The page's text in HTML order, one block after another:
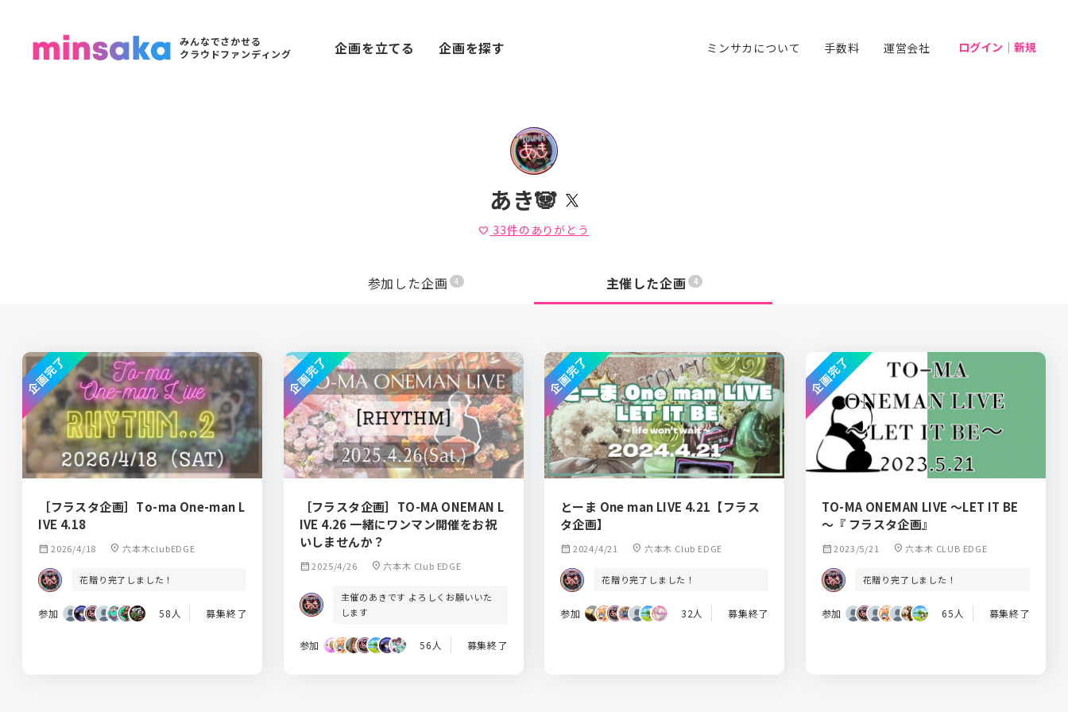
みんなでさかせる
クラウドファンディング
企画を立てる 企画を探す ミンサカについて 手数料 運営会社 ログイン｜新規
あき🐼
favorite 33件のありがとう
参加した企画 4 主催した企画 4
［フラスタ企画］To-ma One-man L
IVE 4.18
calendar_month 2026/4/18 location_on 六本木clubEDGE
花贈り完了しました！
参加 58人 募集終了
企画完了
［フラスタ企画］TO-MA ONEMAN L
IVE 4.26 一緒にワンマン開催をお祝
いしませんか？
calendar_month2025/4/26 location_on 六本木 Club EDGE
主催のあきです よろしくお願いいた
します
参加 56人 募集終了
企画完了
とーま One man LIVE 4.21【フラス
タ企画】
calendar_month 2024/4/21 location_on 六本木 Club EDGE
花贈り完了しました！
参加 32人 募集終了
企画完了
TO-MA ONEMAN LIVE ～LET IT BE
～『 フラスタ企画』
calendar_month2023/5/21 location_on 六本木 CLUB EDGE
花贈り完了しました！
参加 65人 募集終了
企画完了